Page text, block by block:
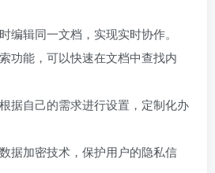
编辑同一文档，实现实时协作。
功能，可以快速在文档中查找内
据自己的需求进行设置，定制化办
据加密技术，保护用户的隐私信